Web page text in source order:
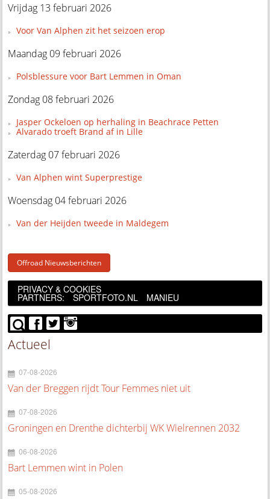
Vrijdag 13 februari 2026
Voor Van Alphen zit het seizoen erop
Maandag 09 februari 2026
Polsblessure voor Bart Lemmen in Oman
Zondag 08 februari 2026
Jasper Ockeloen op herhaling in Beachrace Petten
Alvarado troeft Brand af in Lille
Zaterdag 07 februari 2026
Van Alphen wint Superprestige
Woensdag 04 februari 2026
Van der Heijden tweede in Maldegem
Offroad Nieuwsberichten
PRIVACY & COOKIES
PARTNERS: SPORTFOTO.NL MANIEU
Actueel
07-08-2026
Van der Breggen rijdt Tour Femmes niet uit
07-08-2026
Groningen en Drenthe dichterbij WK Wielrennen 2032
06-08-2026
Bart Lemmen wint in Polen
05-08-2026